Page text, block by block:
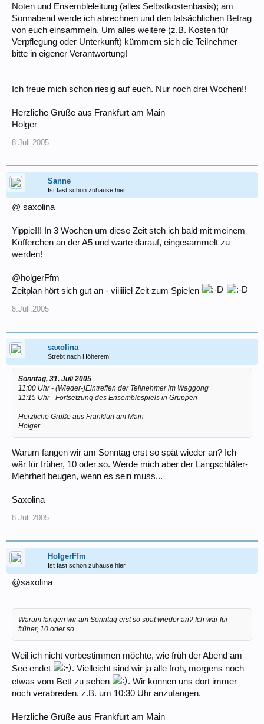
Noten und Ensembleleitung (alles Selbstkostenbasis); am
Sonnabend werde ich abrechnen und den tatsächlichen Betrag
von euch einsammeln. Um alles weitere (z.B. Kosten für
Verpflegung oder Unterkunft) kümmern sich die Teilnehmer
bitte in eigener Verantwortung!
Ich freue mich schon riesig auf euch. Nur noch drei Wochen!!
Herzliche Grüße aus Frankfurt am Main
Holger
8.Juli.2005
Sanne
Ist fast schon zuhause hier
@ saxolina
Yippie!!! In 3 Wochen um diese Zeit steh ich bald mit meinem
Köfferchen an der A5 und warte darauf, eingesammelt zu
werden!
@holgerFfm
Zeitplan hört sich gut an - viiiiiiel Zeit zum Spielen
8.Juli.2005
saxolina
Strebt nach Höherem
Sonntag, 31. Juli 2005
11:00 Uhr - (Wieder-)Eintreffen der Teilnehmer im Waggong
11:15 Uhr - Fortsetzung des Ensemblespiels in Gruppen
Herzliche Grüße aus Frankfurt am Main
Holger
Warum fangen wir am Sonntag erst so spät wieder an? Ich
wär für früher, 10 oder so. Werde mich aber der Langschläfer-
Mehrheit beugen, wenn es sein muss...
Saxolina
8.Juli.2005
HolgerFfm
Ist fast schon zuhause hier
@saxolina
Warum fangen wir am Sonntag erst so spät wieder an? Ich wär für
früher, 10 oder so.
Weil ich nicht vorbestimmen möchte, wie früh der Abend am
See endet
. Vielleicht sind wir ja alle froh, morgens noch
etwas vom Bett zu sehen
. Wir können uns dort immer
noch verabreden, z.B. um 10:30 Uhr anzufangen.
Herzliche Grüße aus Frankfurt am Main